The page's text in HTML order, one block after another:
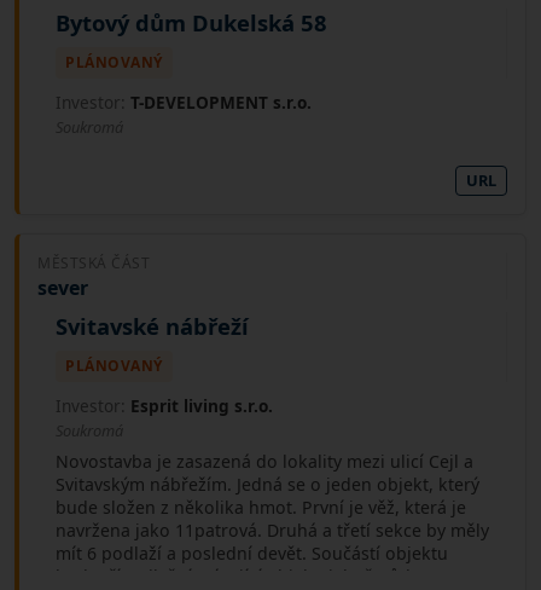
Bytový dům Dukelská 58
PLÁNOVANÝ
Investor: T-DEVELOPMENT s.r.o.
Soukromá
URL
MĚSTSKÁ ČÁST
sever
Svitavské nábřeží
PLÁNOVANÝ
Investor: Esprit living s.r.o.
Soukromá
Novostavba je zasazená do lokality mezi ulicí Cejl a
Svitavským nábřežím. Jedná se o jeden objekt, který
bude složen z několika hmot. První je věž, která je
navržena jako 11patrová. Druhá a třetí sekce by měly
mít 6 podlaží a poslední devět. Součástí objektu
bude třípodlažní stávající objekt, jehož půdorys